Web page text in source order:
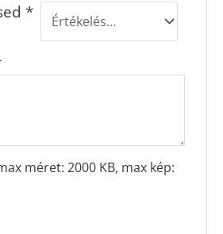
*
méret: 2000 KB, max kép: